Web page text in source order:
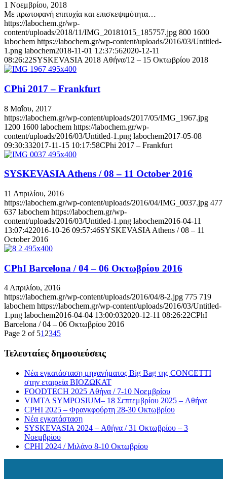
1 Νοεμβρίου, 2018
Με πρωτοφανή επιτυχία και επισκεψιμότητα…
https://labochem.gr/wp-
content/uploads/2018/11/IMG_20181015_185757.jpg 800 1600
labochem https://labochem.gr/wp-content/uploads/2016/03/Untitled-
1.png labochem2018-11-01 12:37:562020-12-11
08:26:22SYSKEVASIA 2018 Αθήνα/12 – 15 Oκτωβρίου 2018
CPhi 2017 – Frankfurt
8 Μαΐου, 2017
https://labochem.gr/wp-content/uploads/2017/05/IMG_1967.jpg
1200 1600 labochem https://labochem.gr/wp-
content/uploads/2016/03/Untitled-1.png labochem2017-05-08
09:30:332017-11-15 10:17:58CPhi 2017 – Frankfurt
SYSKEVASIA Athens / 08 – 11 October 2016
11 Απριλίου, 2016
https://labochem.gr/wp-content/uploads/2016/04/IMG_0037.jpg 477
637 labochem https://labochem.gr/wp-
content/uploads/2016/03/Untitled-1.png labochem2016-04-11
13:07:422016-10-26 09:57:46SYSKEVASIA Athens / 08 – 11
October 2016
CPhI Barcelona / 04 – 06 Οκτωβρίου 2016
4 Απριλίου, 2016
https://labochem.gr/wp-content/uploads/2016/04/8-2.jpg 775 719
labochem https://labochem.gr/wp-content/uploads/2016/03/Untitled-
1.png labochem2016-04-04 13:00:032020-12-11 08:26:22CPhI
Barcelona / 04 – 06 Οκτωβρίου 2016
Page 2 of 51 2345
Τελευταίες δημοσιεύσεις
Νέα εγκατάσταση μηχανήματος Big Bag της CONCETTI
στην εταιρεία ΒΙΟΖΩΚΑΤ
FOODTECH 2025 Αθήνα / 7-10 Νοεμβρίου
VIMTA SYMPOSIUM– 18 Σεπτεμβρίου 2025 – Aθήνα
CPHI 2025 – Φρανκφούρτη 28-30 Οκτωβρίου
Νέα εγκατάσταση
SYSKEVASIA 2024 – Αθήνα / 31 Οκτωβρίου – 3
Νοεμβρίου
CPHI 2024 / Μιλάνο 8-10 Οκτωβρίου